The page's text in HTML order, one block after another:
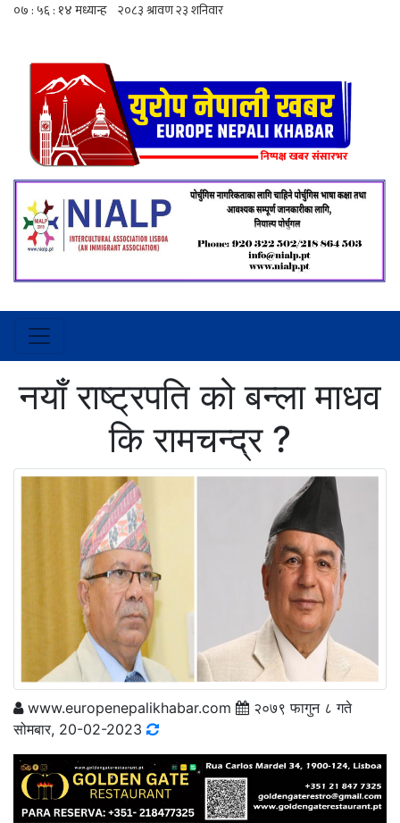
नयाँ राष्ट्रपति को बन्ला माधव
कि रामचन्द्र ?
www.europenepalikhabar.com
२०७९ फागुन ८ गते
सोमबार, 20-02-2023